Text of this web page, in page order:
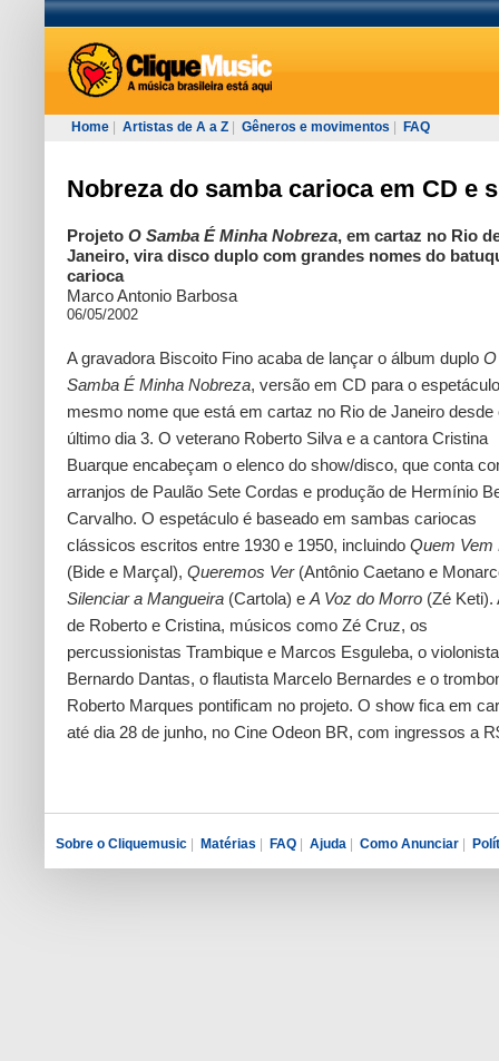
Home Artistas de A a Z Gêneros e movimentos FAQ
Nobreza do samba carioca em CD e
Projeto O Samba É Minha Nobreza, em cartaz no Rio
Janeiro, vira disco duplo com grandes nomes do
carioca
Marco Antonio Barbosa
06/05/2002
A gravadora Biscoito Fino acaba de lançar o álbum duplo O
Samba É Minha Nobreza, versão em CD para o
mesmo nome que está em cartaz no Rio de Janeiro desde
último dia 3. O veterano Roberto Silva e a cantora Cristina
Buarque encabeçam o elenco do show/disco, que conta
arranjos de Paulão Sete Cordas e produção de Hermínio
Carvalho. O espetáculo é baseado em sambas cariocas
clássicos escritos entre 1930 e 1950, incluindo Quem Vem
(Bide e Marçal), Queremos Ver(Antônio Caetano e
Silenciar a Mangueira (Cartola) e A Voz do Morro (Zé Keti).
de Roberto e Cristina, músicos como Zé Cruz, os
percussionistas Trambique e Marcos Esguleba, o violonista
Bernardo Dantas, o flautista Marcelo Bernardes e o
Roberto Marques pontificam no projeto. O show fica em
até dia 28 de junho, no Cine Odeon BR, com ingressos a
Sobre o Cliquemusic Matérias FAQ Ajuda Como Anunciar